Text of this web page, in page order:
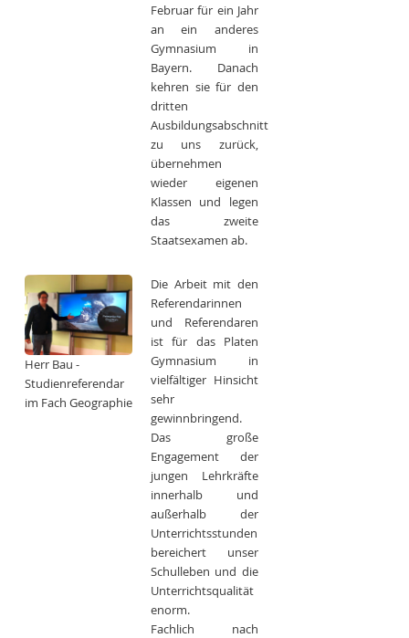
Februar für ein Jahr
an ein anderes
Gymnasium in
Bayern. Danach
kehren sie für den
dritten
Ausbildungsabschnitt
zu uns zurück,
übernehmen
wieder eigenen
Klassen und legen
das zweite
Staatsexamen ab.
Herr Bau -
Studienreferendar
im Fach Geographie
Die Arbeit mit den
Referendarinnen
und Referendaren
ist für das Platen
Gymnasium in
vielfältiger Hinsicht
sehr
gewinnbringend.
Das große
Engagement der
jungen Lehrkräfte
innerhalb und
außerhalb der
Unterrichtsstunden
bereichert unser
Schulleben und die
Unterrichtsqualität
enorm.
Fachlich nach